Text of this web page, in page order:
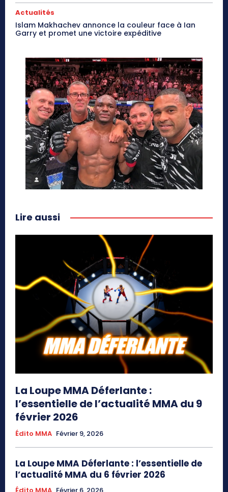
Actualités
Islam Makhachev annonce la couleur face à Ian
Garry et promet une victoire expéditive
Lire aussi
La Loupe MMA Déferlante :
l’essentielle de l’actualité MMA du 9
février 2026
Édito MMA Février 9, 2026
La Loupe MMA Déferlante : l’essentielle de
l’actualité MMA du 6 février 2026